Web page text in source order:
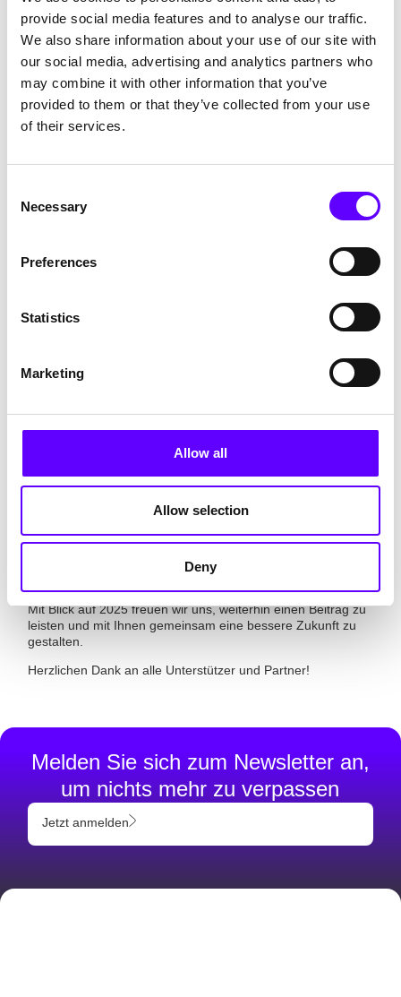
provide social media features and to analyse our traffic.
We also share information about your use of our site with
our social media, advertising and analytics partners who
may combine it with other information that you’ve
provided to them or that they’ve collected from your use
of their services.
Selection
Necessary
Preferences
Statistics
Marketing
Allow all
Allow selection
Deny
Kinder- und Jugendhospizdienst Ortenau
Kinderhospizdienst Ortenau
begleitet erkrankte und
trauernde Kinder sowie deren Familien. Mit einem Team aus
hauptamtlichen und ehrenamtlichen Mitarbeiter*innen sorgt
der Hospizdienst für einfühlsame Unterstützung in
Wir schätzen die Arbeit dieses Dienstes sehr und setzen
Umgebung
Schutz. Mit durchschnittlich 120 Tieren im Heim ist jede
Unterstützung willkommen – sei es durch Spenden oder
Als Unternehmen fördern wir auch 2024 diese wichtige
Danke für den unermüdlichen
Einsatz
Wir bei PFIF bedanken uns bei allen Organisationen und
Vereinen für ihren unermüdlichen Einsatz. Es ist uns eine
Herzensangelegenheit, nicht nur die Innovationskraft
unserer Kunden zu fördern, sondern auch gesellschaftliche
Mit Blick auf 2025 freuen wir uns, weiterhin einen Beitrag zu
leisten und mit Ihnen gemeinsam eine bessere Zukunft zu
gestalten.
Herzlichen Dank an alle Unterstützer und Partner!
Melden Sie sich zum Newsletter an,
um nichts mehr zu verpassen
Jetzt anmelden